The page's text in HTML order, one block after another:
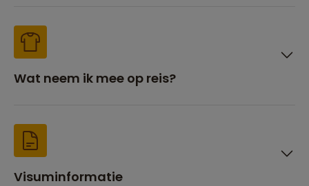
Wat neem ik mee op reis?
Visuminformatie